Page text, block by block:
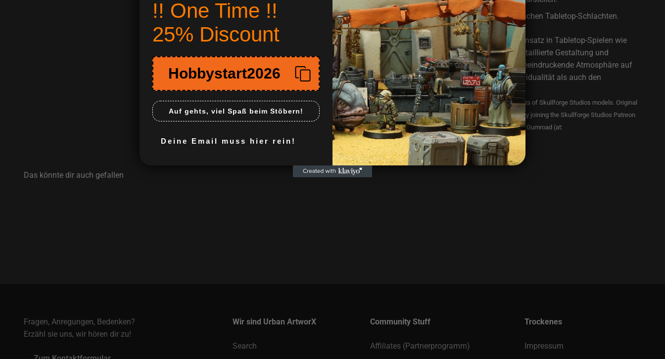
Perfekt für den intensiven Einsatz in epischen Tabletop-Schlachten.
Diese Sci-Fi-Miniaturen sind ideal für den Einsatz in Tabletop-Spielen wie
Star Wars: Legion oder Shatterpoint. Ihre detaillierte Gestaltung und
hochwertige Verarbeitung sorgen für eine beeindruckende Atmosphäre auf
dem Spielfeld und erhöhen sowohl die Individualität als auch den
Spaßfaktor deiner Spiele.
This company is officially licensed to sell physical prints of Skullforge Studios models. Original
digital .stl files of this model can be purchased either by joining the Skullforge Studios Patreon
(at:https://www.patreon.com/skullforgestudios),or at Gumroad (at:
https://skullforgestudios.gumroad.com/)
Fragen, Anregungen, Bedenken?
Erzähl sie uns, wir hören dir zu!
Wir sind Urban ArtworX
Search
Community Stuff
Affiliates (Partnerprogramm)
Trockenes
Impressum
!! One Time !!
25% Discount
Hobbystart2026
Auf gehts, viel Spaß beim Stöbern!